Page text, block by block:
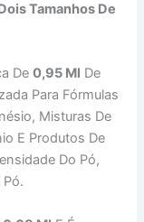
Tamanhos De
De0,95 Ml De
Para Fórmulas
Misturas De
E Produtos De
Do Pó,
Pó.